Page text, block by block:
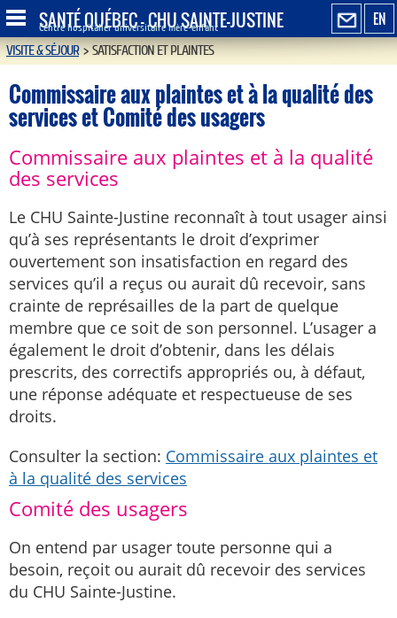
EN
SANTÉ QUÉBEC - CHU SAINTE-JUSTINE
Centre hospitalier universitaire mère-enfant
VISITE & SÉJOUR>SATISFACTION ET PLAINTES
Commissaire aux plaintes et à la qualité des
services et Comité des usagers
Commissaire aux plaintes et à la qualité
des services
Le CHU Sainte-Justine reconnaît à tout usager ainsi
qu’à ses représentants le droit d’exprimer
ouvertement son insatisfaction en regard des
services qu’il a reçus ou aurait dû recevoir, sans
crainte de représailles de la part de quelque
membre que ce soit de son personnel. L’usager a
également le droit d’obtenir, dans les délais
prescrits, des correctifs appropriés ou, à défaut,
une réponse adéquate et respectueuse de ses
droits.
Consulter la section: Commissaire aux plaintes et
à la qualité des services
Comité des usagers
On entend par usager toute personne qui a
besoin, reçoit ou aurait dû recevoir des services
du CHU Sainte-Justine.